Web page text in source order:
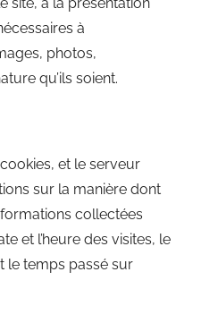
à
photos,
qu’ils soient.
et le serveur
sur la manière dont
collectées
et l’heure des visites, le
le temps passé sur